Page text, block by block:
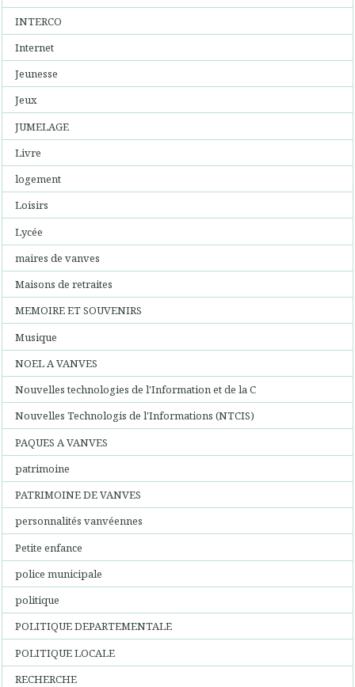
INTERCO
Internet
Jeunesse
Jeux
JUMELAGE
Livre
logement
Loisirs
Lycée
maires de vanves
Maisons de retraites
MEMOIRE ET SOUVENIRS
Musique
NOEL A VANVES
Nouvelles technologies de l'Information et de la C
Nouvelles Technologis de l'Informations (NTCIS)
PAQUES A VANVES
patrimoine
PATRIMOINE DE VANVES
personnalités vanvéennes
Petite enfance
police municipale
politique
POLITIQUE DEPARTEMENTALE
POLITIQUE LOCALE
RECHERCHE